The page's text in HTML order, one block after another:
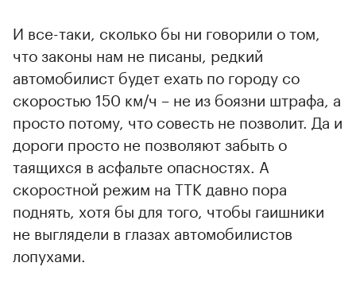
И все-таки, сколько бы ни говорили о том,
что законы нам не писаны, редкий
автомобилист будет ехать по городу со
скоростью 150 км/ч – не из боязни штрафа, а
просто потому, что совесть не позволит. Да и
дороги просто не позволяют забыть о
таящихся в асфальте опасностях. А
скоростной режим на ТТК давно пора
поднять, хотя бы для того, чтобы гаишники
не выглядели в глазах автомобилистов
лопухами.